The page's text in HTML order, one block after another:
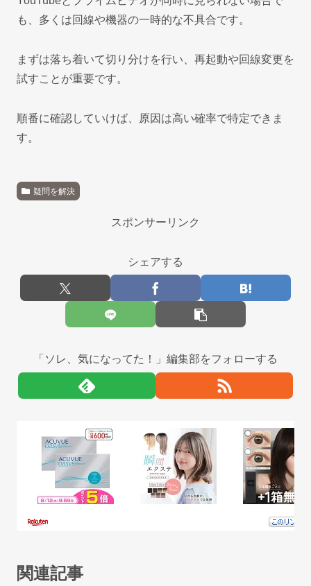
も、多くは回線や機器の一時的な不具合です。
まずは落ち着いて切り分けを行い、再起動や回線変更を
試すことが重要です。
順番に確認していけば、原因は高い確率で特定できま
す。
疑問を解決
スポンサーリンク
シェアする
「ソレ、気になってた！」編集部をフォローする
関連記事